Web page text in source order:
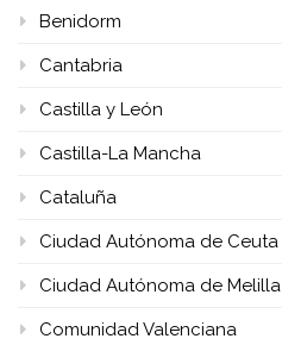
Benidorm
Cantabria
Castilla y León
Castilla-La Mancha
Cataluña
Ciudad Autónoma de Ceuta
Ciudad Autónoma de Melilla
Comunidad Valenciana